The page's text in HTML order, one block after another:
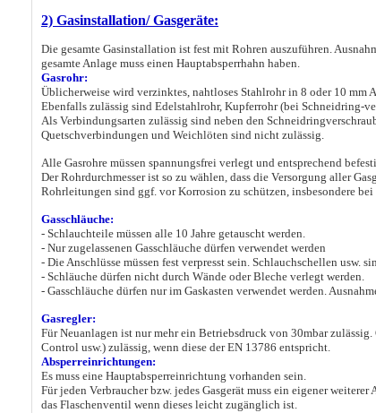
2) Gasinstallation/ Gasgeräte:
Die gesamte Gasinstallation ist fest mit Rohren auszuführen.
gesamte Anlage muss einen Hauptabsperrhahn haben.
Gasrohr:
Üblicherweise wird verzinktes, nahtloses Stahlrohr in 8 oder 10 mm
Ebenfalls zulässig sind Edelstahlrohr, Kupferrohr (bei Schneidring-
Als Verbindungsarten zulässig sind neben den
Quetschverbindungen und Weichlöten sind nicht zulässig.
Alle Gasrohre müssen spannungsfrei verlegt und entsprechend
Der Rohrdurchmesser ist so zu wählen, dass die Versorgung aller
Rohrleitungen sind ggf. vor Korrosion zu schützen, insbesondere
Gasschläuche:
- Schlauchteile müssen alle 10 Jahre getauscht werden.
- Nur zugelassenen Gasschläuche dürfen verwendet werden
- Die Anschlüsse müssen fest verpresst sein. Schlauchschellen usw.
- Schläuche dürfen nicht durch Wände oder Bleche verlegt werden.
- Gasschläuche dürfen nur im Gaskasten verwendet werden.
Gasregler:
Für Neuanlagen ist nur mehr ein Betriebsdruck von 30mbar
Control usw.) zulässig, wenn diese der EN 13786 entspricht.
Absperreinrichtungen:
Es muss eine Hauptabsperreinrichtung vorhanden sein.
Für jeden Verbraucher bzw. jedes Gasgerät muss ein eigener
das Flaschenventil wenn dieses leicht zugänglich ist.